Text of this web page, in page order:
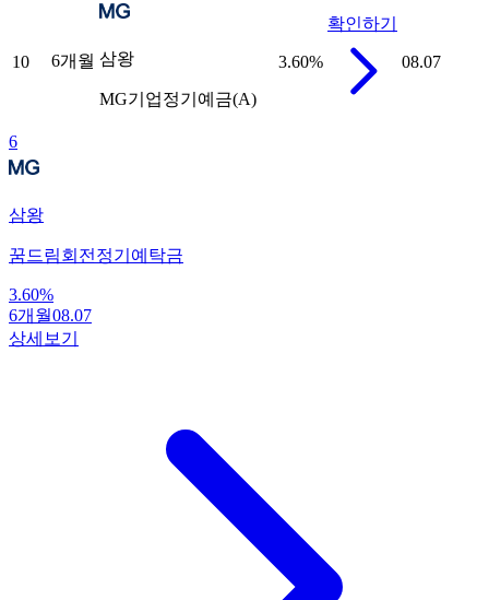
10 6개월 삼왕
MG기업정기예금(A)
3.60%
확인하기
08.07
6
삼왕
꿈드림회전정기예탁금
3.60%
6개월08.07
상세보기